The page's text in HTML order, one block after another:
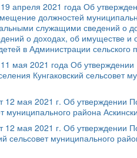
апреля 2021 года Об
должностей
служащими сведений о
о доходах, об имуществе и
в Администрации
мая 2021 года Об
Кунгаковский сельсовет
мая 2021 г. Об утверждении
муниципального района
мая 2021 г. Об утверждении
сельсовет муниципального